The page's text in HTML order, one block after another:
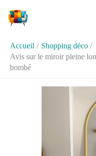
Accueil
Shopping déco
Avis sur le miroir pleine
bombé